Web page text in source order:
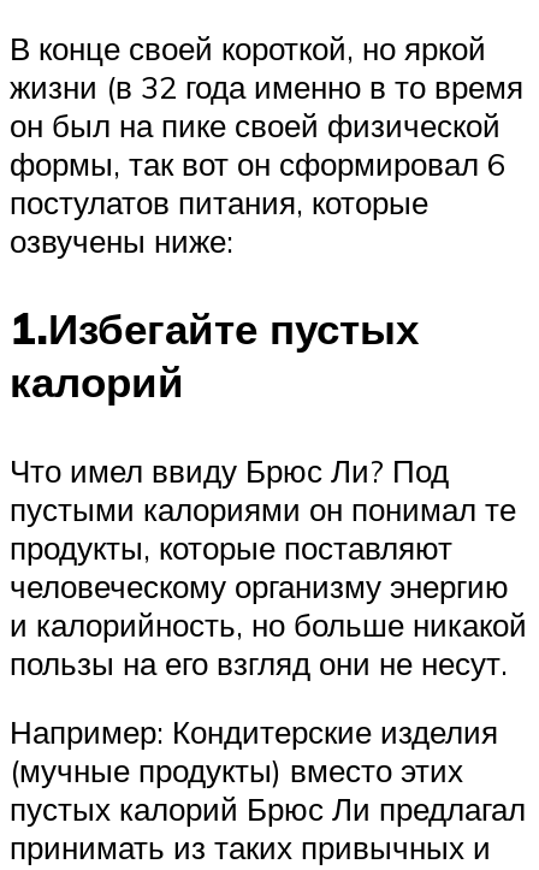
В конце своей короткой, но яркой
жизни (в 32 года именно в то время
он был на пике своей физической
формы, так вот он сформировал 6
постулатов питания, которые
озвучены ниже:
1.Избегайте пустых
калорий
Что имел ввиду Брюс Ли? Под
пустыми калориями он понимал те
продукты, которые поставляют
человеческому организму энергию
и калорийность, но больше никакой
пользы на его взгляд они не несут.
Например: Кондитерские изделия
(мучные продукты) вместо этих
пустых калорий Брюс Ли предлагал
принимать из таких привычных и